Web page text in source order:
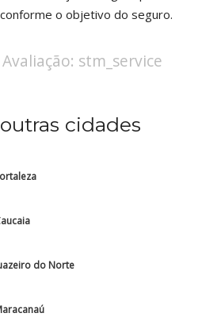
o objetivo do seguro.
Avaliação: stm_service
cidades
do Norte